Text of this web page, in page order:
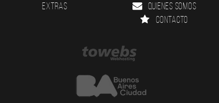
Extras
Quienes somos
Contacto